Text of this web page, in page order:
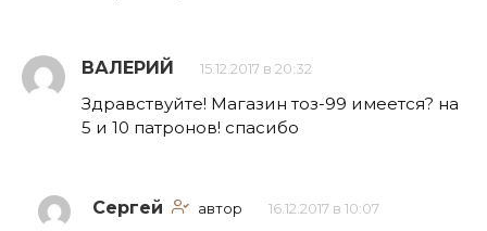
ВАЛЕРИЙ 15.12.2017 в 20:32
Здравствуйте! Магазин тоз-99 имеется? на
5 и 10 патронов! спасибо
Сергей автор 16.12.2017 в 10:07